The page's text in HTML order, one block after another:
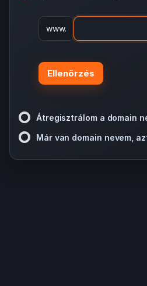
www.
Ellenőrzés
Átregisztrálom a domain
Már van domain nevem,